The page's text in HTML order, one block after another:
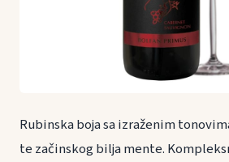
Rubinska boja sa izraženim
te začinskog bilja mente.